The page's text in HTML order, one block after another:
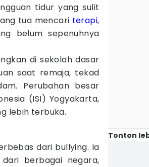
tidur yang sulit
tua mencari terapi,
belum sepenuhnya
di sekolah dasar
saat remaja, tekad
Perubahan besar
(ISI) Yogyakarta,
lebih terbuka.
dari bullying. Ia
berbagai negara,
Tonton